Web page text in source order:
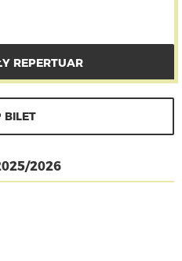
REPERTUAR
BILET
2026